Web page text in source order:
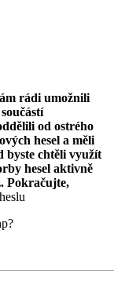
rádi umožnili
od ostrého
hesel a měli
byste chtěli využít
hesel aktivně
. Pokračujte,